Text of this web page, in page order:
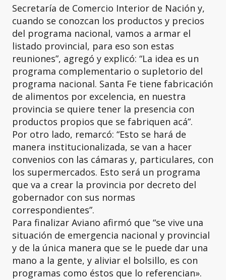
Secretaría de Comercio Interior de Nación y,
cuando se conozcan los productos y precios
del programa nacional, vamos a armar el
listado provincial, para eso son estas
reuniones”, agregó y explicó: “La idea es un
programa complementario o supletorio del
programa nacional. Santa Fe tiene fabricación
de alimentos por excelencia, en nuestra
provincia se quiere tener la presencia con
productos propios que se fabriquen acá”.
Por otro lado, remarcó: “Esto se hará de
manera institucionalizada, se van a hacer
convenios con las cámaras y, particulares, con
los supermercados. Esto será un programa
que va a crear la provincia por decreto del
gobernador con sus normas
correspondientes”.
Para finalizar Aviano afirmó que “se vive una
situación de emergencia nacional y provincial
y de la única manera que se le puede dar una
mano a la gente, y aliviar el bolsillo, es con
programas como éstos que lo referencian».